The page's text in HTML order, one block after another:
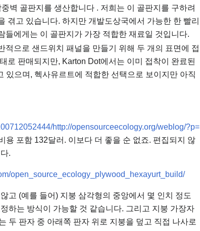
벽 골판지를 생산합니다 . 저희는 이 골판지를 구하려
겪고 있습니다. 하지만 개발도상국에서 가능한 한 빨리
들에게는 이 골판지가 가장 적합한 재료일 것입니다.
적으로 샌드위치 패널을 만들기 위해 두 개의 표면에 접
로 판매되지만, Karton Dot에서는 이미 접착이 완료된
있으며, 헥사유르트에 적합한 선택으로 보이지만 아직
http://opensourceecology.org/weblog/?p=
용 포함 132달러. 이보다 더 좋을 순 없죠. 편집되지 않
.
open_source_ecology_plywood_hexayurt_build/
고 (예를 들어) 지붕 삼각형의 중앙에서 몇 인치 정도
하는 방식이 가능할 것 같습니다. 그리고 지붕 가장자
두 판자 중 아래쪽 판자 위로 지붕을 덮고 직접 나사로